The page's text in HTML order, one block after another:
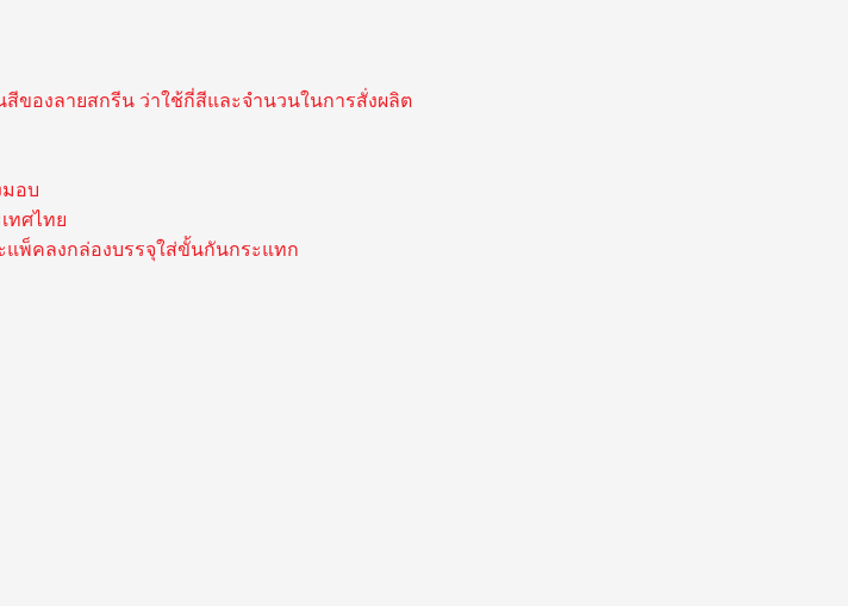
ของลายสกรีน ว่าใช้กี่สีและจำนวนในการสั่งผลิต
อบ
ทศไทย
แพ็คลงกล่องบรรจุใส่ขั้นกันกระแทก